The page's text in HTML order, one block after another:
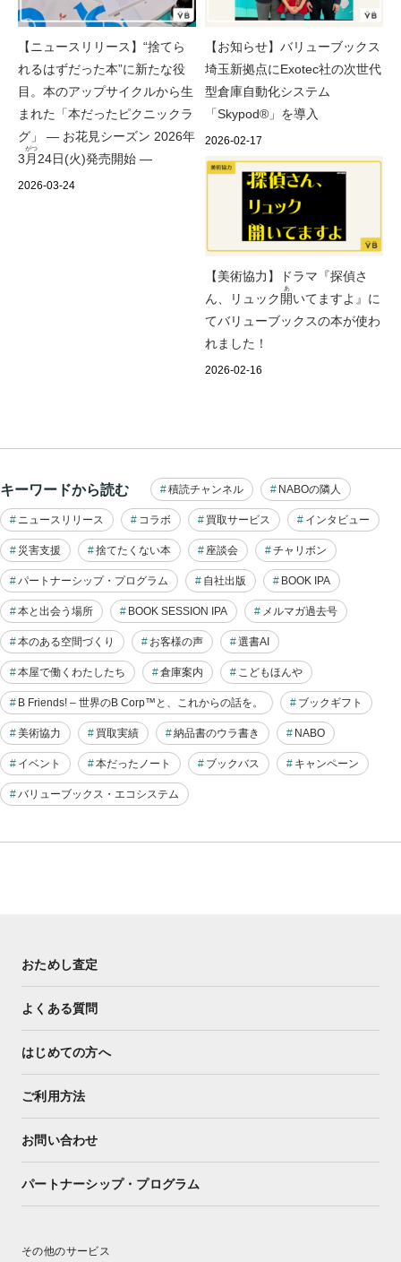
【ニュースリリース】“捨てら
れるはずだった本”に新たな役
目。本のアップサイクルから生
まれた「本だったピクニックラ
グ」 ― お花見シーズン 2026年
3月
がつ
24日(火)発売開始 ―
2026-03-24
【お知らせ】バリューブックス
埼玉新拠点にExotec社の次世代
型倉庫自動化システム
「Skypod®」を導入
2026-02-17
【美術協力】ドラマ『探偵さ
ん、リュック 開
あ
いてますよ』に
てバリューブックスの本が使わ
れました！
2026-02-16
キーワードから読む 積読チャンネル NABOの隣人
ニュースリリース コラボ 買取サービス インタビュー
災害支援 捨てたくない本 座談会 チャリボン
パートナーシップ・プログラム 自社出版 BOOK IPA
本と出会う場所 BOOK SESSION IPA メルマガ過去号
本のある空間づくり お客様の声 選書AI
本屋で働くわたしたち 倉庫案内 こどもほんや
B Friends! – 世界のB Corp™と、これからの話を。 ブックギフト
美術協力 買取実績 納品書のウラ書き NABO
イベント 本だったノート ブックバス キャンペーン
バリューブックス・エコシステム
おためし査定
よくある質問
はじめての方へ
ご利用方法
お問い合わせ
パートナーシップ・プログラム
その他のサービス